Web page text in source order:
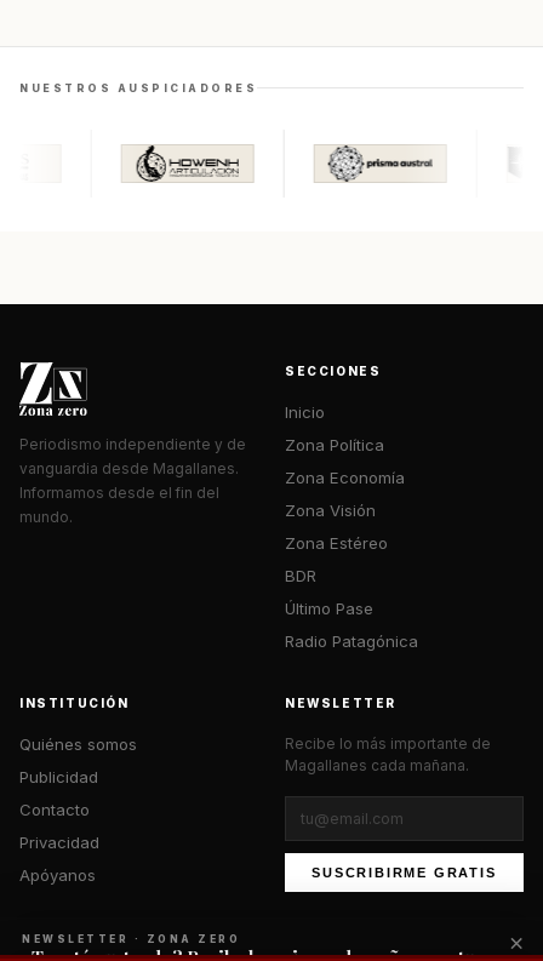
NUESTROS AUSPICIADORES
Periodismo independiente y de
vanguardia desde Magallanes.
Informamos desde el fin del
mundo.
SECCIONES
Inicio
Zona Política
Zona Economía
Zona Visión
Zona Estéreo
BDR
Último Pase
Radio Patagónica
INSTITUCIÓN
Quiénes somos
Publicidad
Contacto
Privacidad
Apóyanos
NEWSLETTER
Recibe lo más importante de
Magallanes cada mañana.
SUSCRIBIRME GRATIS
NEWSLETTER · ZONA ZERO ×